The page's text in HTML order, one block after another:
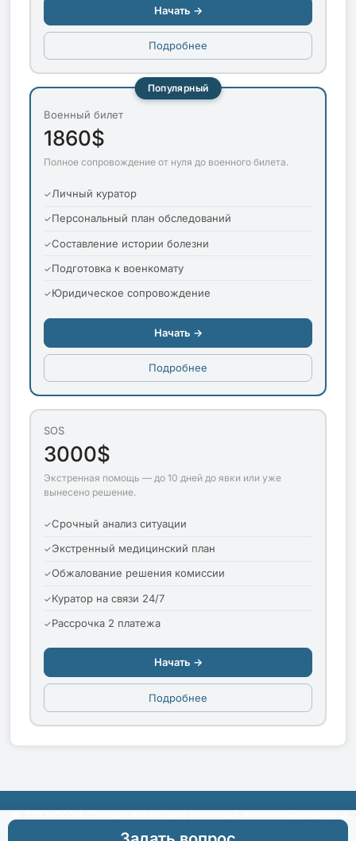
Начать →
Подробнее
Популярный
Военный билет
1860$
Полное сопровождение от нуля до военного билета.
Личный куратор
Персональный план обследований
Составление истории болезни
Подготовка к военкомату
Юридическое сопровождение
Начать →
Подробнее
SOS
3000$
Экстренная помощь — до 10 дней до явки или уже
вынесено решение.
Срочный анализ ситуации
Экстренный медицинский план
Обжалование решения комиссии
Куратор на связи 24/7
Рассрочка 2 платежа
Начать →
Подробнее
© 2013-2026 Сервис легальных решений для призывников и